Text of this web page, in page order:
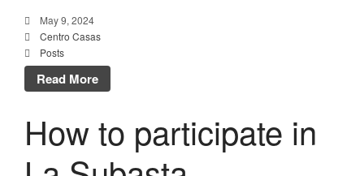
May 9, 2024
Centro Casas
Posts
Read More
How to participate in